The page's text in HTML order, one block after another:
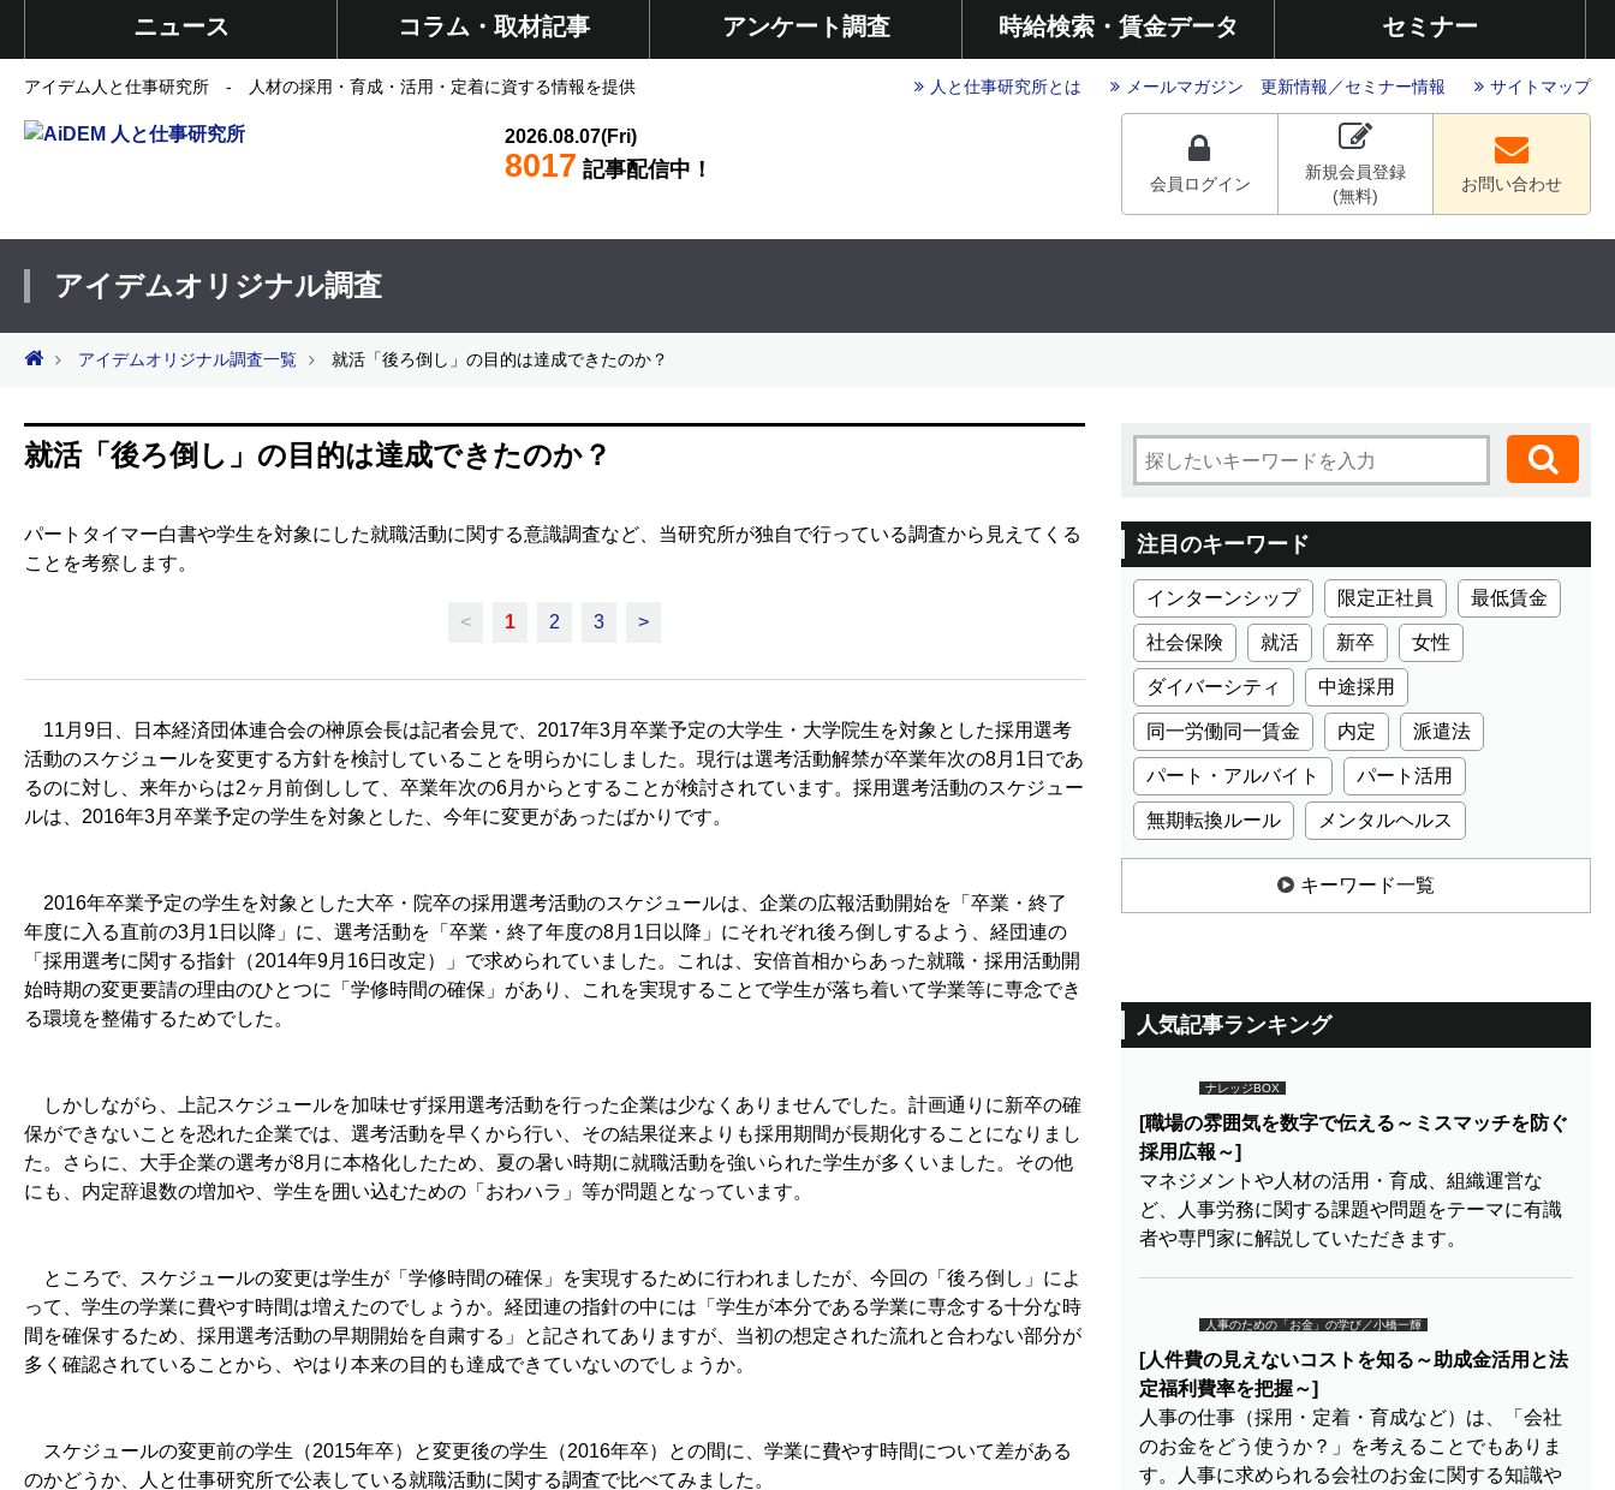
ニュース コラム・取材記事 アンケート調査 時給検索・賃金データ セミナー
アイデム人と仕事研究所 - 人材の採用・育成・活用・定着に資する情報を提供 人と仕事研究所とは メールマガジン 更新情報 ／セミナー情報 サイトマップ
2026.08.07(Fri)
8017 記事配信中！
会員ログイン
新規会員登録
(無料)
お問い合わせ
アイデムオリジナル調査
アイデムオリジナル調査一覧 就活「後ろ倒し」の目的は達成できたのか？
就活「後ろ倒し」の目的は達成できたのか？
パートタイマー白書や学生を対象にした就職活動に関する意識調査など、当研究所が独自で行っている調査から見えてくる
ことを考察します。
< 1 2 3 >
11月9日、日本経済団体連合会の榊原会長は記者会見で、2017年3月卒業予定の大学生・大学院生を対象とした採用選考
活動のスケジュールを変更する方針を検討していることを明らかにしました。現行は選考活動解禁が卒業年次の8月1日であ
るのに対し、来年からは2ヶ月前倒しして、卒業年次の6月からとすることが検討されています。採用選考活動のスケジュー
ルは、2016年3月卒業予定の学生を対象とした、今年に変更があったばかりです。
2016年卒業予定の学生を対象とした大卒・院卒の採用選考活動のスケジュールは、企業の広報活動開始を「卒業・終了
年度に入る直前の3月1日以降」に、選考活動を「卒業・終了年度の8月1日以降」にそれぞれ後ろ倒しするよう、経団連の
「採用選考に関する指針（2014年9月16日改定）」で求められていました。これは、安倍首相からあった就職・採用活動開
始時期の変更要請の理由のひとつに「学修時間の確保」があり、これを実現することで学生が落ち着いて学業等に専念でき
る環境を整備するためでした。
しかしながら、上記スケジュールを加味せず採用選考活動を行った企業は少なくありませんでした。計画通りに新卒の確
保ができないことを恐れた企業では、選考活動を早くから行い、その結果従来よりも採用期間が長期化することになりまし
た。さらに、大手企業の選考が8月に本格化したため、夏の暑い時期に就職活動を強いられた学生が多くいました。その他
にも、内定辞退数の増加や、学生を囲い込むための「おわハラ」等が問題となっています。
ところで、スケジュールの変更は学生が「学修時間の確保」を実現するために行われましたが、今回の「後ろ倒し」によ
って、学生の学業に費やす時間は増えたのでしょうか。経団連の指針の中には「学生が本分である学業に専念する十分な時
間を確保するため、採用選考活動の早期開始を自粛する」と記されてありますが、当初の想定された流れと合わない部分が
多く確認されていることから、やはり本来の目的も達成できていないのでしょうか。
スケジュールの変更前の学生（2015年卒）と変更後の学生（2016年卒）との間に、学業に費やす時間について差がある
のかどうか、人と仕事研究所で公表している就職活動に関する調査で比べてみました。
注目のキーワード
インターンシップ 限定正社員 最低賃金
社会保険 就活 新卒 女性
ダイバーシティ 中途採用
同一労働同一賃金 内定 派遣法
パート・アルバイト パート活用
無期転換ルール メンタルヘルス
キーワード一覧
人気記事ランキング
ナレッジBOX
[職場の雰囲気を数字で伝える～ミスマッチを防ぐ
採用広報～]
マネジメントや人材の活用・育成、組織運営な
ど、人事労務に関する課題や問題をテーマに有識
者や専門家に解説していただきます。
人事のための「お金」の学び／小橋一輝
[人件費の見えないコストを知る～助成金活用と法
定福利費率を把握～]
人事の仕事（採用・定着・育成など）は、「会社
のお金をどう使うか？」を考えることでもありま
す。人事に求められる会社のお金に関する知識や